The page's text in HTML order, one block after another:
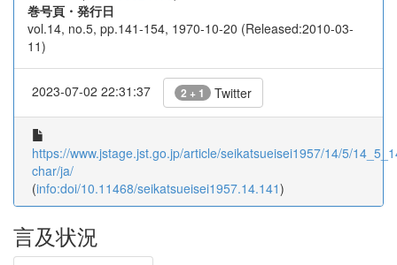
巻号頁・発行日
vol.14, no.5, pp.141-154, 1970-10-20 (Released:2010-03-
11)
2023-07-02 22:31:37 2 + 1 Twitter
https://www.jstage.jst.go.jp/article/seikatsueisei1957/14/5/
char/ja/
(info:doi/10.11468/seikatsueisei1957.14.141)
言及状況